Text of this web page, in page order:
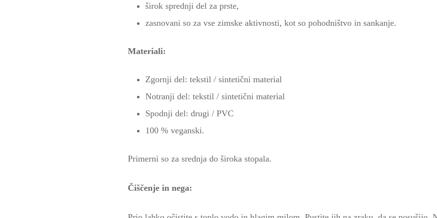
širok sprednji del za prste,
zasnovani so za vse zimske aktivnosti, kot so pohodništvo in sankanje.
Materiali:
Zgornji del: tekstil / sintetični material
Notranji del: tekstil / sintetični material
Spodnji del: drugi / PVC
100 % veganski.
Primerni so za srednja do široka stopala.
Čiščenje in nega: